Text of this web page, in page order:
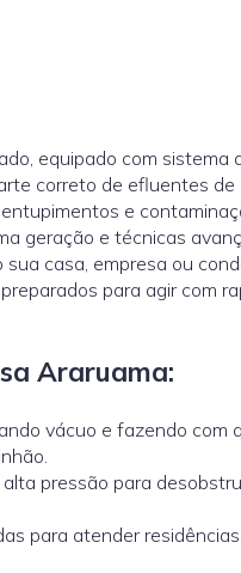
equipado com sistema
correto de efluentes de
e
geração e técnicas
casa, empresa ou
para agir com
Araruama:
vácuo e fazendo com
pressão para
para atender residências,